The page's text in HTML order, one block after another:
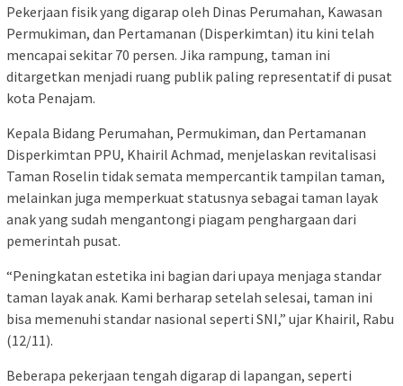
Pekerjaan fisik yang digarap oleh Dinas Perumahan, Kawasan
Permukiman, dan Pertamanan (Disperkimtan) itu kini telah
mencapai sekitar 70 persen. Jika rampung, taman ini
ditargetkan menjadi ruang publik paling representatif di pusat
kota Penajam.
Kepala Bidang Perumahan, Permukiman, dan Pertamanan
Disperkimtan PPU, Khairil Achmad, menjelaskan revitalisasi
Taman Roselin tidak semata mempercantik tampilan taman,
melainkan juga memperkuat statusnya sebagai taman layak
anak yang sudah mengantongi piagam penghargaan dari
pemerintah pusat.
“Peningkatan estetika ini bagian dari upaya menjaga standar
taman layak anak. Kami berharap setelah selesai, taman ini
bisa memenuhi standar nasional seperti SNI,” ujar Khairil, Rabu
(12/11).
Beberapa pekerjaan tengah digarap di lapangan, seperti